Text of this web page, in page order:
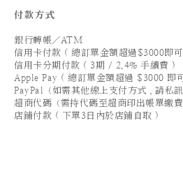
付款方式
銀行轉帳／ATM
信用卡付款 ( 總訂單金額超過$3000即
信用卡分期付款 ( 3期 / 2.4% 手續費 )
Apple Pay ( 總訂單金額超過 $3000 即
PayPal（如需其他線上支付方式，請私訊
超商代碼（需持代碼至超商印出帳單繳費
店鋪付款 ( 下單3日內於店鋪自取 )